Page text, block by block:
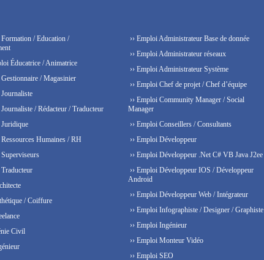
Formation / Education /
Éducatrice / Animatrice
Gestionnaire / Magasinier
Journaliste
Journaliste / Rédacteur / Traducteur
Juridique
Ressources Humaines / RH
Superviseurs
Traducteur
/ Coiffure
Civil
›› Emploi Administrateur Base de donnée
›› Emploi Administrateur réseaux
›› Emploi Administrateur Système
›› Emploi Chef de projet / Chef d’équipe
›› Emploi Community Manager / Social
Manager
›› Emploi Conseillers / Consultants
›› Emploi Développeur
›› Emploi Développeur .Net C# VB Java J2ee
›› Emploi Développeur IOS / Développeur
Android
›› Emploi Développeur Web / Intégrateur
›› Emploi Infographiste / Designer / Graphiste
›› Emploi Ingénieur
›› Emploi Monteur Vidéo
›› Emploi SEO